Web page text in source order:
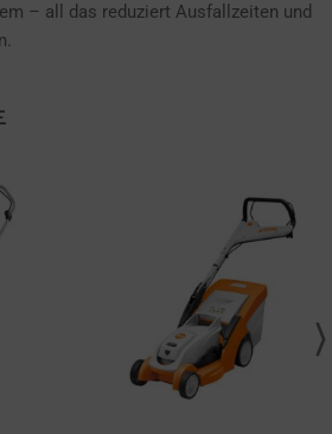
– all das reduziert Ausfallzeiten und